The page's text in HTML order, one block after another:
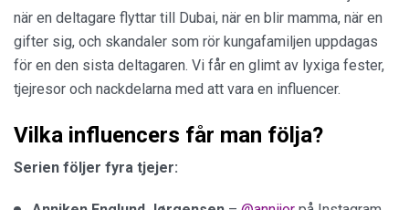
när en deltagare flyttar till Dubai, när en blir mamma, när en
gifter sig, och skandaler som rör kungafamiljen uppdagas
för en den sista deltagaren. Vi får en glimt av lyxiga fester,
tjejresor och nackdelarna med att vara en influencer.
Vilka influencers får man följa?
Serien följer fyra tjejer: